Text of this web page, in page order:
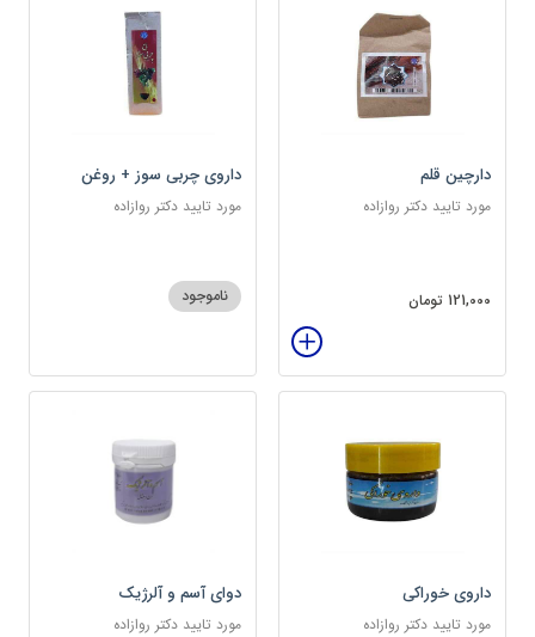
دارچین قلم
مورد تایید دکتر روازاده
121,000 تومان
داروی چربی سوز + روغن
مکمل
مورد تایید دکتر روازاده
ناموجود
داروی خوراکی
مورد تایید دکتر روازاده
دوای آسم و آلرژیک
مورد تایید دکتر روازاده